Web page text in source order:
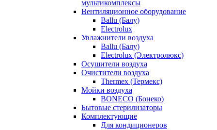
мультикомплексы
Вентиляционное оборудование
Ballu (Балу)
Electrolux
Увлажнители воздуха
Ballu (Балу)
Electrolux (Электролюкс)
Осушители воздуха
Очистители воздуха
Thermex (Термекс)
Мойки воздуха
BONECO (Бонеко)
Бытовые стерилизаторы
Комплектующие
Для кондиционеров